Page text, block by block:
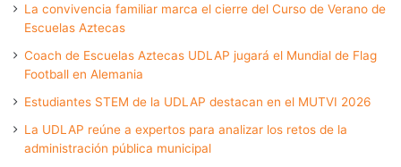
La convivencia familiar marca el cierre del Curso de Verano de
Escuelas Aztecas
Coach de Escuelas Aztecas UDLAP jugará el Mundial de Flag
Football en Alemania
Estudiantes STEM de la UDLAP destacan en el MUTVI 2026
La UDLAP reúne a expertos para analizar los retos de la
administración pública municipal